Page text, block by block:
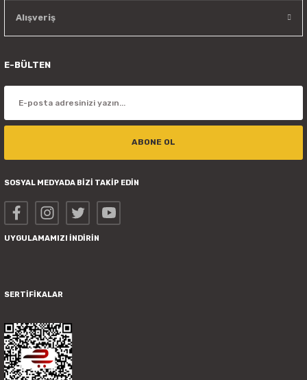
Alışveriş
E-BÜLTEN
ABONE OL
SOSYAL MEDYADA BİZİ TAKİP EDİN
UYGULAMAMIZI İNDİRİN
SERTİFİKALAR